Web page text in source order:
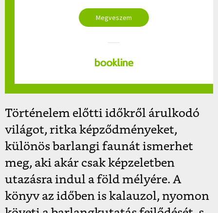
Megveszem
Történelem előtti időkről árulkodó
világot, ritka képződményeket,
különös barlangi faunát ismerhet
meg, aki akár csak képzeletben
utazásra indul a föld mélyére. A
könyv az időben is kalauzol, nyomon